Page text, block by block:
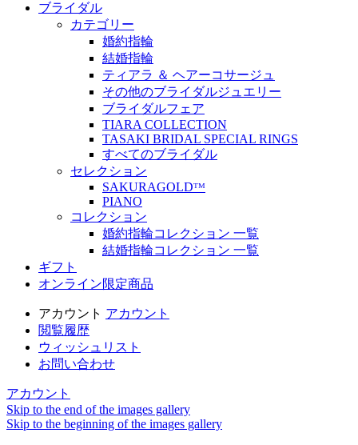
ブライダル
カテゴリー
婚約指輪
結婚指輪
ティアラ ＆ ヘアーコサージュ
その他のブライダルジュエリー
ブライダルフェア
TIARA COLLECTION
TASAKI BRIDAL SPECIAL RINGS
すべてのブライダル
セレクション
SAKURAGOLDᵀᴹ
PIANO
コレクション
婚約指輪コレクション 一覧
結婚指輪コレクション 一覧
ギフト
オンライン限定商品
アカウント アカウント
閲覧履歴
ウィッシュリスト
お問い合わせ
アカウント
Skip to the end of the images gallery
Skip to the beginning of the images gallery